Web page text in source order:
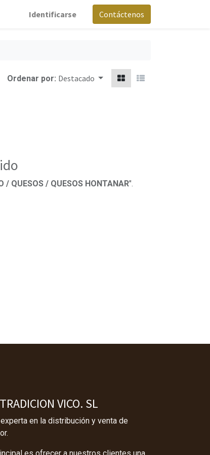
Identificarse Contáctenos
Ordenar por: Destacado
/ QUESOS / QUESOS HONTANAR".
VICO. SL
en la distribución y venta de